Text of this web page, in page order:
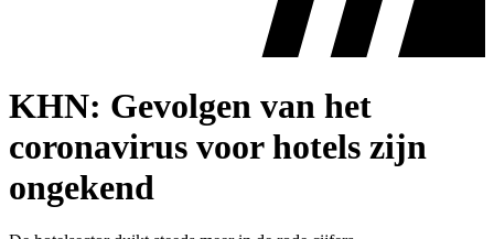
KHN: Gevolgen van het
coronavirus voor hotels zijn
ongekend